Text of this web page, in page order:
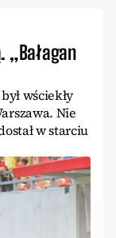
„Bałagan
wściekły
Nie
w starciu